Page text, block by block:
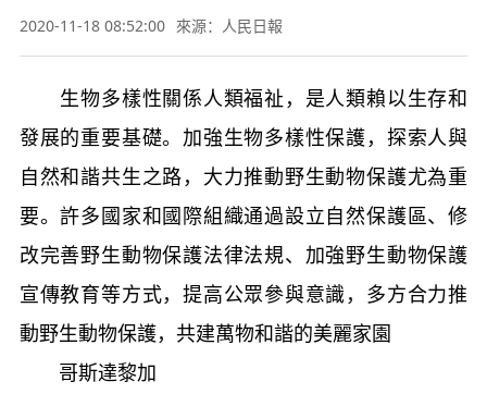
2020-11-18 08:52:00 來源：人民日報
生物多樣性關係人類福祉，是人類賴以生存和
發展的重要基礎。加強生物多樣性保護，探索人與
自然和諧共生之路，大力推動野生動物保護尤為重
要。許多國家和國際組織通過設立自然保護區、修
改完善野生動物保護法律法規、加強野生動物保護
宣傳教育等方式，提高公眾參與意識，多方合力推
動野生動物保護，共建萬物和諧的美麗家園
哥斯達黎加